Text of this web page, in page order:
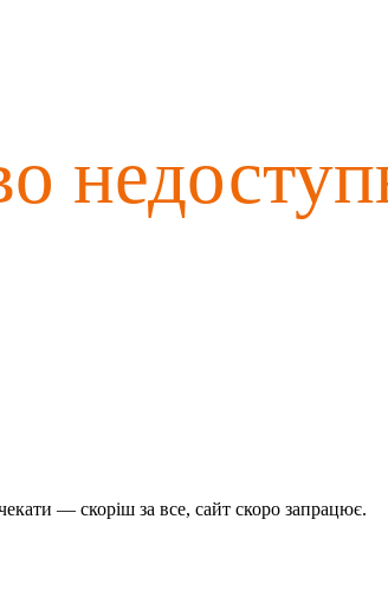
— скоріш за все, сайт скоро запрацює.